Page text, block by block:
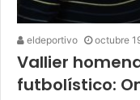
eldeportivo octubre
Vallier
futbolístico: